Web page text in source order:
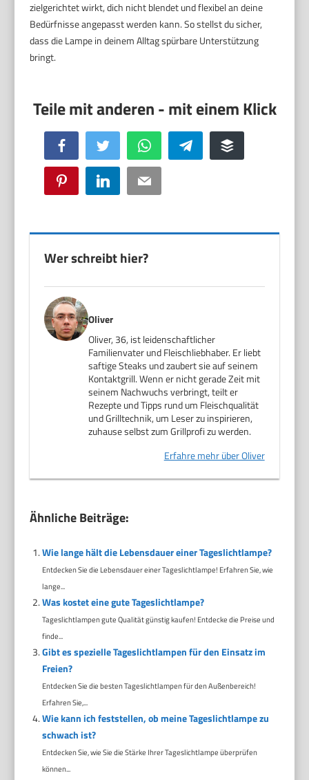
zielgerichtet wirkt, dich nicht blendet und flexibel an deine
Bedürfnisse angepasst werden kann. So stellst du sicher,
dass die Lampe in deinem Alltag spürbare Unterstützung
bringt.
Facebook Twitter WhatsApp Telegram Buffer
Pinterest LinkedIn Email
Wer schreibt hier?
Oliver
Oliver, 36, ist leidenschaftlicher
Familienvater und Fleischliebhaber. Er liebt
saftige Steaks und zaubert sie auf seinem
Kontaktgrill. Wenn er nicht gerade Zeit mit
seinem Nachwuchs verbringt, teilt er
Rezepte und Tipps rund um Fleischqualität
und Grilltechnik, um Leser zu inspirieren,
zuhause selbst zum Grillprofi zu werden.
Erfahre mehr über Oliver
Ähnliche Beiträge:
Wie lange hält die Lebensdauer einer Tageslichtlampe?
Entdecken Sie die Lebensdauer einer Tageslichtlampe! Erfahren Sie, wie
lange...
Was kostet eine gute Tageslichtlampe?
Tageslichtlampen gute Qualität günstig kaufen! Entdecke die Preise und
finde...
Gibt es spezielle Tageslichtlampen für den Einsatz im
Freien?
Entdecken Sie die besten Tageslichtlampen für den Außenbereich!
Erfahren Sie,...
Wie kann ich feststellen, ob meine Tageslichtlampe zu
schwach ist?
Entdecken Sie, wie Sie die Stärke Ihrer Tageslichtlampe überprüfen
können...